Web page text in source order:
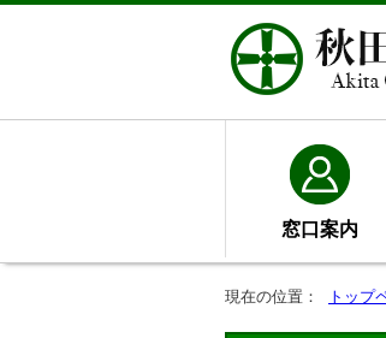
窓口案内
現在の位置： トップ